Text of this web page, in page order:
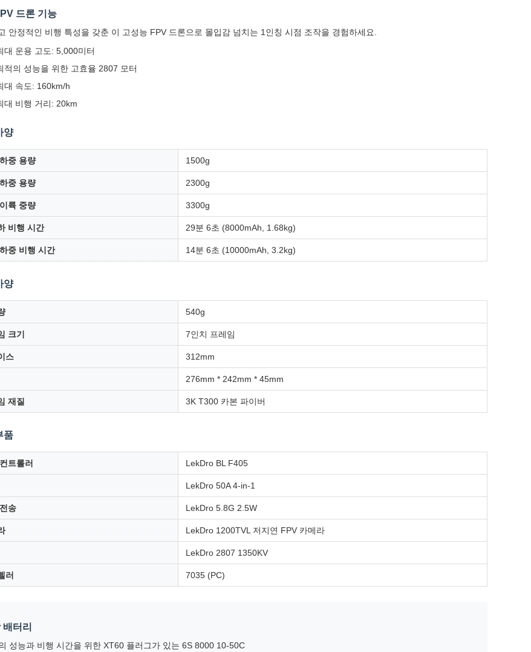
드론 기능
안정적인 비행 특성을 갖춘 이 고성능 FPV 드론으로 몰입감 넘치는 1인칭 시점 조작을 경험하세요.
대 운용 고도: 5,000미터
적의 성능을 위한 고효율 2807 모터
대 속도: 160km/h
대 비행 거리: 20km
양
중 용량 1500g
중 용량 2300g
륙 중량 3300g
비행 시간 29분 6초 (8000mAh, 1.68kg)
중 비행 시간 14분 6초 (10000mAh, 3.2kg)
양
540g
크기 7인치 프레임
스 312mm
276mm * 242mm * 45mm
재질 3K T300 카본 파이버
품
트롤러 LekDro BL F405
LekDro 50A 4-in-1
송 LekDro 5.8G 2.5W
LekDro 1200TVL 저지연 FPV 카메라
LekDro 2807 1350KV
러 7035 (PC)
배터리
성능과 비행 시간을 위한 XT60 플러그가 있는 6S 8000 10-50C